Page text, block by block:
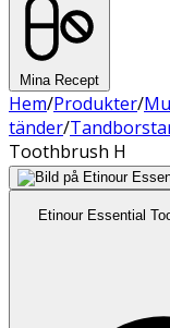
Mina Recept
Hem/Produkter/
tänder/
Toothbrush H
Etinour Essential